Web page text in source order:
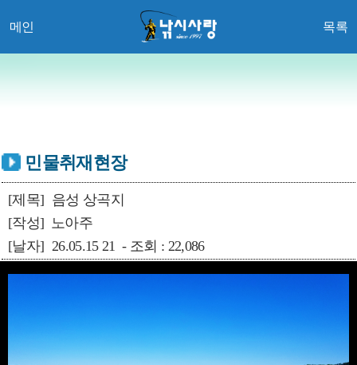
메인 목록
민물취재현장
[제목] 음성 상곡지
[작성] 노아주
[날자] 26.05.15 21 - 조회 : 22,086